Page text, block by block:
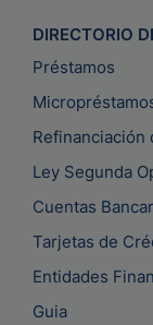
DIRECTORIO
Préstamos
Refinanciación
Ley Segunda
Cuentas
Tarjetas de
Entidades
Guia